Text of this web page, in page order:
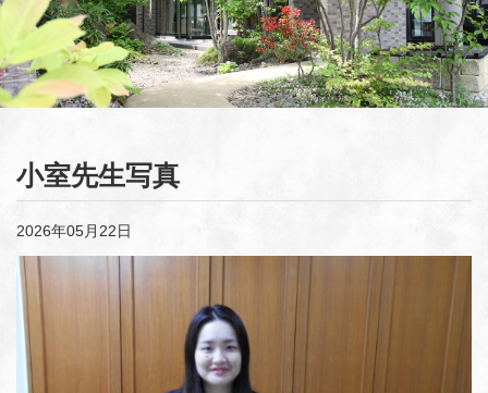
小室先生写真
2026年05月22日